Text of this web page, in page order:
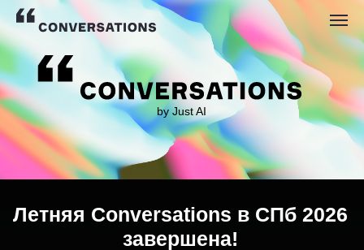
by Just AI
трансляции и файлам презентаций обоих дней (25
После оплаты на указанную Вами почту придет
Летняя Conversations в СПб 2026
завершена!